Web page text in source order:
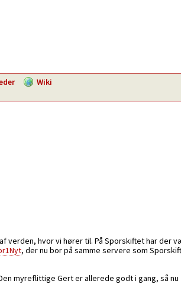
Wiki
verden, hvor vi hører til. På Sporskiftet har der
, der nu bor på samme servere som
myreflittige Gert er allerede godt i gang, så nu